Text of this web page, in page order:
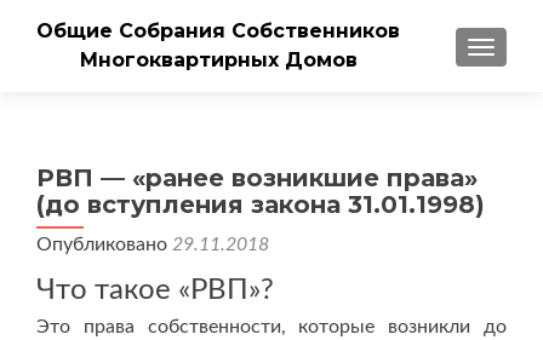
Общие Собрания Собственников
Многоквартирных Домов
РВП — «ранее возникшие права»
(до вступления закона 31.01.1998)
Опубликовано 29.11.2018
Что такое «РВП»?
Это права собственности, которые возникли до